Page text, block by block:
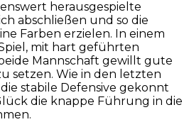
herausgespielte
abschließen und so die
Farben erzielen. In einem
mit hart geführten
Mannschaft gewillt gute
setzen. Wie in den letzten
stabile Defensive gekonnt
die knappe Führung in die